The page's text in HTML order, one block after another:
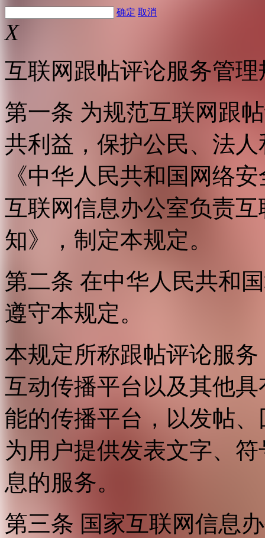
确定 取消
X
互联网跟帖评论服务管理
第一条 为规范互联网跟
共利益，保护公民、法
《中华人民共和国网络
互联网信息办公室负责
知》，制定本规定。
第二条 在中华人民共和
遵守本规定。
本规定所称跟帖评论服
互动传播平台以及其他
能的传播平台，以发帖
为用户提供发表文字、
息的服务。
第三条 国家互联网信息